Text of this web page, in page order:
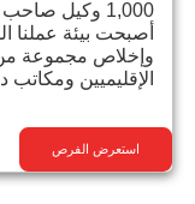
1,000 وكيل
أصبحت بيئة عملنا
وإخلاص مجموعة من
الإقليميين ومكاتب
استعرض الفرص